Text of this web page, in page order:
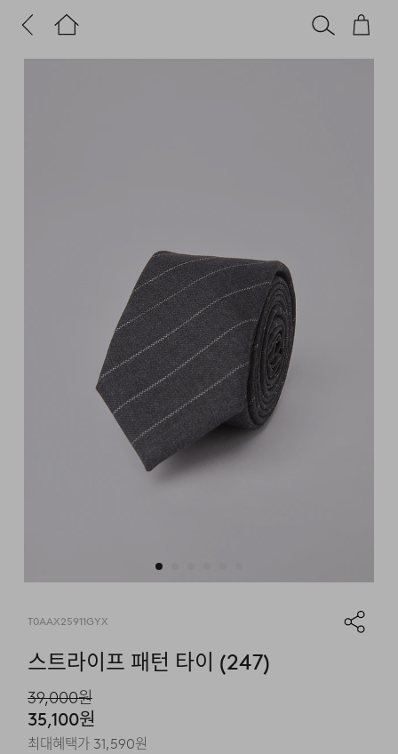
T0AAX25911GYX
스트라이프 패턴 타이 (247)
35,100원
39,000원
최대혜택가 31,590원